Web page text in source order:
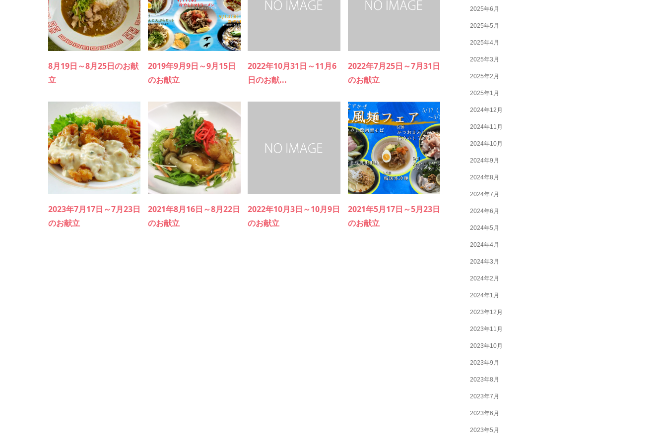
8月19日～8月25日のお献
立
2019年9月9日～9月15日
のお献立
2022年10月31日～11月6
日のお献...
2022年7月25日～7月31日
のお献立
2023年7月17日～7月23日
のお献立
2021年8月16日～8月22日
のお献立
2022年10月3日～10月9日
のお献立
2021年5月17日～5月23日
のお献立
2025年6月
2025年5月
2025年4月
2025年3月
2025年2月
2025年1月
2024年12月
2024年11月
2024年10月
2024年9月
2024年8月
2024年7月
2024年6月
2024年5月
2024年4月
2024年3月
2024年2月
2024年1月
2023年12月
2023年11月
2023年10月
2023年9月
2023年8月
2023年7月
2023年6月
2023年5月